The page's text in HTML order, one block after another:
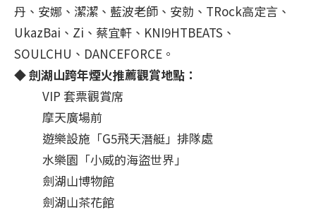
丹、安娜、潔潔、藍波老師、安勍、TRock高定言、
UkazBai、Zi、蔡宜軒、KNI9HTBEATS、
SOULCHU、DANCEFORCE。
◆劍湖山跨年煙火推薦觀賞地點：
VIP 套票觀賞席
摩天廣場前
遊樂設施「G5飛天潛艇」排隊處
水樂園「小威的海盜世界」
劍湖山博物館
劍湖山茶花館